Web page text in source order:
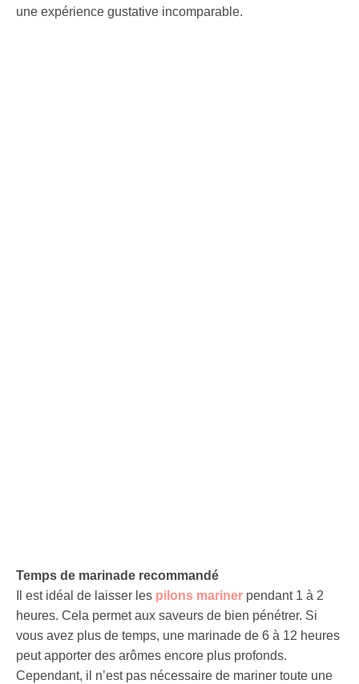
une expérience gustative incomparable.
Temps de marinade recommandé
Il est idéal de laisser les pilons mariner pendant 1 à 2
heures. Cela permet aux saveurs de bien pénétrer. Si
vous avez plus de temps, une marinade de 6 à 12 heures
peut apporter des arômes encore plus profonds.
Cependant, il n’est pas nécessaire de mariner toute une